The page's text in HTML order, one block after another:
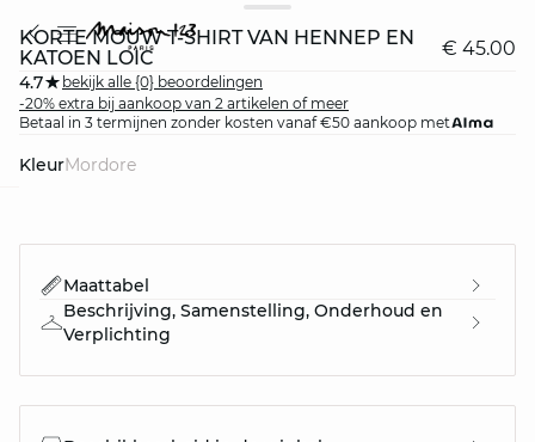
KORTE MOUW T-SHIRT VAN HENNEP EN
KATOEN LOIC
€ 45.00
4.7
bekijk alle {0} beoordelingen
-20% extra bij aankoop van 2 artikelen of meer
Betaal in 3 termijnen zonder kosten vanaf €50 aankoop met
Kleur mordore
Maattabel
Beschrijving, Samenstelling, Onderhoud en
Verplichting